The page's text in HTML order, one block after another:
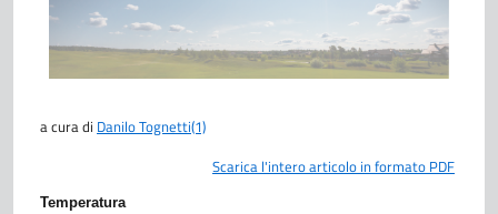
a cura di Danilo Tognetti(1)
Scarica l'intero articolo in formato PDF
Temperatura